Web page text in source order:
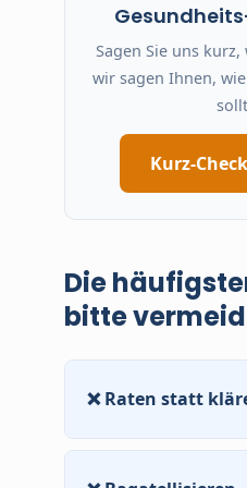
Sagen Sie uns
wir sagen Ihnen,
Kurz-
Die
bitte
❌ Raten statt
„War bestimmt nur...“ –